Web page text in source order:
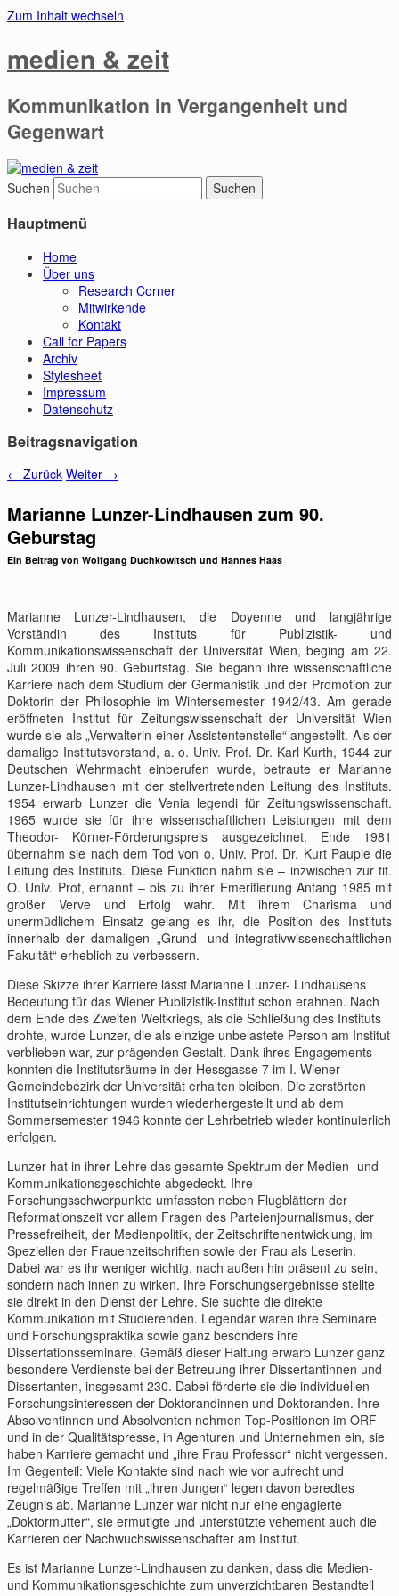
Zum Inhalt wechseln
medien & zeit
Kommunikation in Vergangenheit und
Gegenwart
Suchen
Hauptmenü
Home
Über uns
Research Corner
Mitwirkende
Kontakt
Call for Papers
Archiv
Stylesheet
Impressum
Datenschutz
Beitragsnavigation
← Zurück Weiter →
Marianne Lunzer-Lindhausen zum 90.
Geburstag
Ein Beitrag von Wolfgang Duchkowitsch und Hannes Haas
Marianne Lunzer-Lindhausen, die Doyenne und langjährige
Vorständin des Instituts für Publizistik- und
Kommunikationswissenschaft der Universität Wien, beging am 22.
Juli 2009 ihren 90. Geburtstag. Sie begann ihre wissenschaftliche
Karriere nach dem Studium der Germanistik und der Promotion zur
Doktorin der Philosophie im Wintersemester 1942/43. Am gerade
eröffneten Institut für Zeitungswissenschaft der Universität Wien
wurde sie als „Verwalterin einer Assistentenstelle“ angestellt. Als der
damalige Institutsvorstand, a. o. Univ. Prof. Dr. Karl Kurth, 1944 zur
Deutschen Wehrmacht einberufen wurde, betraute er Marianne
Lunzer-Lindhausen mit der stellvertretenden Leitung des Instituts.
1954 erwarb Lunzer die Venia legendi für Zeitungswissenschaft.
1965 wurde sie für ihre wissenschaftlichen Leistungen mit dem
Theodor- Körner-Förderungspreis ausgezeichnet. Ende 1981
übernahm sie nach dem Tod von o. Univ. Prof. Dr. Kurt Paupie die
Leitung des Instituts. Diese Funktion nahm sie – inzwischen zur tit.
O. Univ. Prof, ernannt – bis zu ihrer Emeritierung Anfang 1985 mit
großer Verve und Erfolg wahr. Mit ihrem Charisma und
unermüdlichem Einsatz gelang es ihr, die Position des Instituts
innerhalb der damaligen „Grund- und integrativwissenschaftlichen
Fakultät“ erheblich zu verbessern.
Diese Skizze ihrer Karriere lässt Marianne Lunzer- Lindhausens
Bedeutung für das Wiener Publizistik-Institut schon erahnen. Nach
dem Ende des Zweiten Weltkriegs, als die Schließung des Instituts
drohte, wurde Lunzer, die als einzige unbelastete Person am Institut
verblieben war, zur prägenden Gestalt. Dank ihres Engagements
konnten die Institutsräume in der Hessgasse 7 im I. Wiener
Gemeindebezirk der Universität erhalten bleiben. Die zerstörten
Institutseinrichtungen wurden wiederhergestellt und ab dem
Sommersemester 1946 konnte der Lehrbetrieb wieder kontinuierlich
erfolgen.
Lunzer hat in ihrer Lehre das gesamte Spektrum der Medien- und
Kommunikationsgeschichte abgedeckt. Ihre
Forschungsschwerpunkte umfassten neben Flugblättern der
Reformationszeit vor allem Fragen des Parteienjournalismus, der
Pressefreiheit, der Medienpolitik, der Zeitschriftenentwicklung, im
Speziellen der Frauenzeitschriften sowie der Frau als Leserin.
Dabei war es ihr weniger wichtig, nach außen hin präsent zu sein,
sondern nach innen zu wirken. Ihre Forschungsergebnisse stellte
sie direkt in den Dienst der Lehre. Sie suchte die direkte
Kommunikation mit Studierenden. Legendär waren ihre Seminare
und Forschungspraktika sowie ganz besonders ihre
Dissertationsseminare. Gemäß dieser Haltung erwarb Lunzer ganz
besondere Verdienste bei der Betreuung ihrer Dissertantinnen und
Dissertanten, insgesamt 230. Dabei förderte sie die individuellen
Forschungsinteressen der Doktorandinnen und Doktoranden. Ihre
Absolventinnen und Absolventen nehmen Top-Positionen im ORF
und in der Qualitätspresse, in Agenturen und Unternehmen ein, sie
haben Karriere gemacht und „ihre Frau Professor“ nicht vergessen.
Im Gegenteil: Viele Kontakte sind nach wie vor aufrecht und
regelmäßige Treffen mit „ihren Jungen“ legen davon beredtes
Zeugnis ab. Marianne Lunzer war nicht nur eine engagierte
„Doktormutter“, sie ermutigte und unterstützte vehement auch die
Karrieren der Nachwuchswissenschafter am Institut.
Es ist Marianne Lunzer-Lindhausen zu danken, dass die Medien-
und Kommunikationsgeschichte zum unverzichtbaren Bestandteil